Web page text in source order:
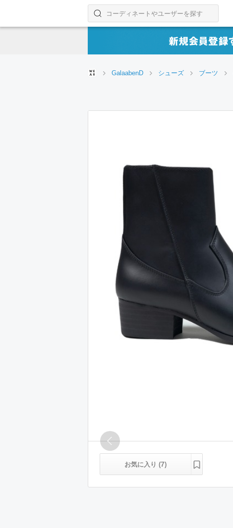
コーディネートやユーザーを探す
検索する
GalaabenD シューズ ブーツ
お気に入り (7)